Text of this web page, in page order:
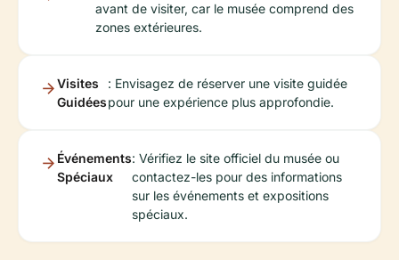
avant de visiter, car le musée comprend des
zones extérieures.
Visites
Guidées
: Envisagez de réserver une visite guidée
pour une expérience plus approfondie.
Événements
Spéciaux
: Vérifiez le site officiel du musée ou
contactez-les pour des informations
sur les événements et expositions
spéciaux.